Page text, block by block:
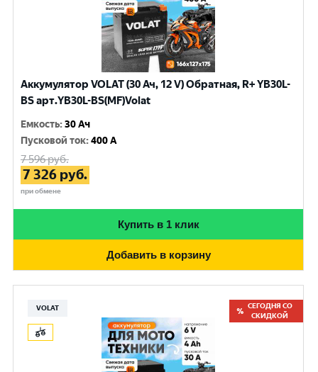
Аккумулятор VOLAT (30 Ач, 12 V) Обратная, R+ YB30L-
BS арт.YB30L-BS(MF)Volat
Емкость:30 Ач
Пусковой ток:400 A
7 596руб.
7 326 руб.
при обмене
Купить в 1 клик
Добавить в корзину
VOLAT
СЕГОДНЯ СО
СКИДКОЙ